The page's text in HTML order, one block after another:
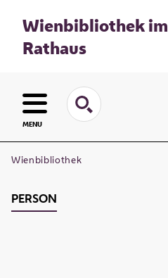
Wienbibliothek im
Rathaus
MENU
Wienbibliothek
PERSON